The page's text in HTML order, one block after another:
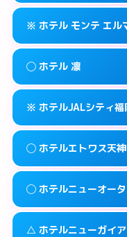
info このホテルの
info このホテルの
案内方法: 状況に
smartphone 092-406-
map 福岡市中央
info このホテルの
案内方法:
smartphone 092-771-
map 福岡市中央
info このホテルの
※ ホテル モンテ エル
案内方法:カード
待ち合わせ。
info このホテルの
◯ ホテル 凛
案内方法:
女性
smartphone 092-718-
map 福岡市中央
info このホテルの
※ ホテルJALシティ福
案内方法:
カー
待ち合わせ。
◯ ホテルエトワス天神
案内方法:
女性
◯ ホテルニューオー
△ ホテルニューガイ